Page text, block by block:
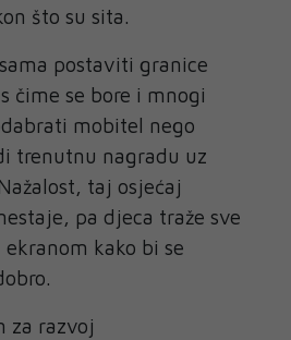
što su sita.
postaviti granice
čime se bore i mnogi
mobitel nego
trenutnu nagradu uz
taj osjećaj
pa djeca traže sve
kako bi se
za razvoj